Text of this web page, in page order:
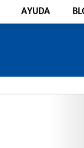
AYUDA